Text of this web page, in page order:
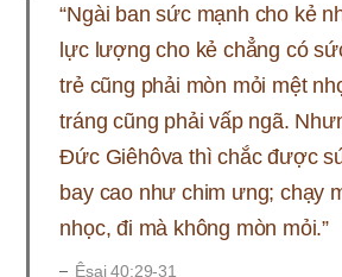
“Ngài ban sức mạnh cho kẻ
lực lượng cho kẻ chẳng có
trẻ cũng phải mòn mỏi mệt
tráng cũng phải vấp ngã.
Đức Giêhôva thì chắc được
bay cao như chim ưng; chạy
nhọc, đi mà không mòn mỏi.”
Êsai 40:29-31